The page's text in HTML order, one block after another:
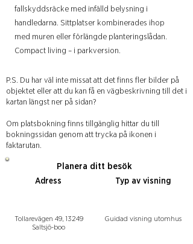
fallskyddsräcke med infälld belysning i
handledarna. Sittplatser kombinerades ihop
med muren eller förlängde planteringslådan.
Compact living – i parkversion.
P.S. Du har väl inte missat att det finns fler bilder på
objektet eller att du kan få en vägbeskrivning till det i
kartan längst ner på sidan?
Om platsbokning finns tillgänglig hittar du till
bokningssidan genom att trycka på ikonen i
faktarutan.
Planera ditt besök
Adress
Tollarevägen 49, 13249
Saltsjö-boo
Typ av visning
Guidad visning utomhus